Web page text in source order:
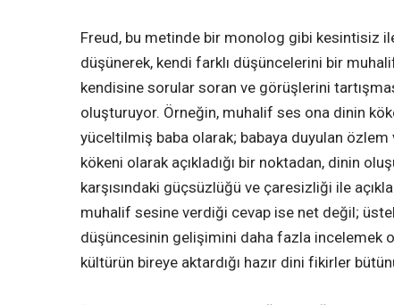
Freud, bu metinde bir monolog gibi kesintisiz
düşünerek, kendi farklı düşüncelerini bir
kendisine sorular soran ve görüşlerini
oluşturuyor. Örneğin, muhalif ses ona dinin
yüceltilmiş baba olarak; babaya duyulan
kökeni olarak açıkladığı bir noktadan, dinin
karşısındaki güçsüzlüğü ve çaresizliği ile
muhalif sesine verdiği cevap ise net değil;
düşüncesinin gelişimini daha fazla incelemek
kültürün bireye aktardığı hazır dini fikirler